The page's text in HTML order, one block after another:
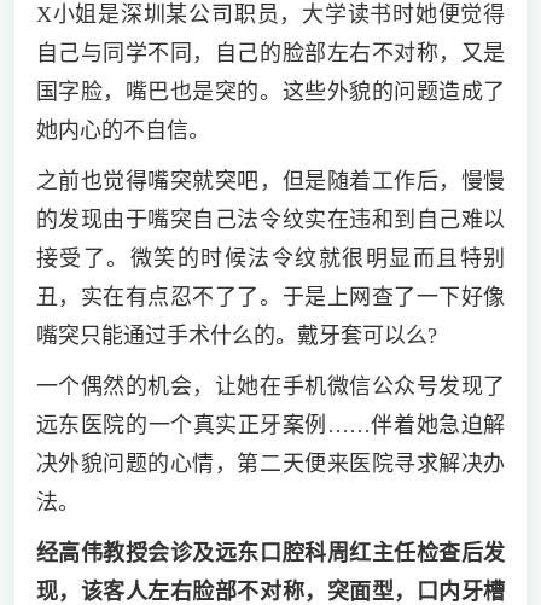
X小姐是深圳某公司职员，大学读书时她便觉得
自己与同学不同，自己的脸部左右不对称，又是
国字脸，嘴巴也是突的。这些外貌的问题造成了
她内心的不自信。
之前也觉得嘴突就突吧，但是随着工作后，慢慢
的发现由于嘴突自己法令纹实在违和到自己难以
接受了。微笑的时候法令纹就很明显而且特别
丑，实在有点忍不了了。于是上网查了一下好像
嘴突只能通过手术什么的。戴牙套可以么?
一个偶然的机会，让她在手机微信公众号发现了
远东医院的一个真实正牙案例……伴着她急迫解
决外貌问题的心情，第二天便来医院寻求解决办
法。
经高伟教授会诊及远东口腔科周红主任检查后发
现，该客人左右脸部不对称，突面型，口内牙槽